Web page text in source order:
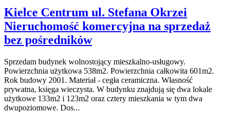
Kielce Centrum ul. Stefana Okrzei
Nieruchomość komercyjna na sprzedaż
bez pośredników
Sprzedam budynek wolnostojący mieszkalno-usługowy.
Powierzchnia użytkowa 538m2. Powierzchnia całkowita 601m2.
Rok budowy 2001. Materiał - cegła ceramiczna. Własność
prywatna, księga wieczysta. W budynku znajdują się dwa lokale
użytkowe 133m2 i 123m2 oraz cztery mieszkania w tym dwa
dwupoziomowe. Dos...